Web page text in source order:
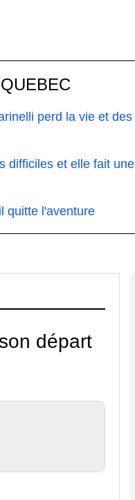
perd la vie et des
difficiles et elle fait une
quitte l'aventure
départ